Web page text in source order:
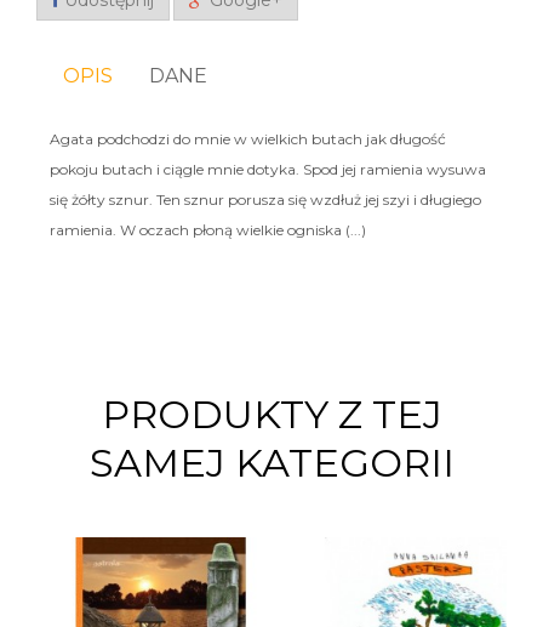
OPIS DANE
Agata podchodzi do mnie w wielkich butach jak długość
pokoju butach i ciągle mnie dotyka. Spod jej ramienia wysuwa
się żółty sznur. Ten sznur porusza się wzdłuż jej szyi i długiego
ramienia. W oczach płoną wielkie ogniska (...)
PRODUKTY Z TEJ
SAMEJ KATEGORII